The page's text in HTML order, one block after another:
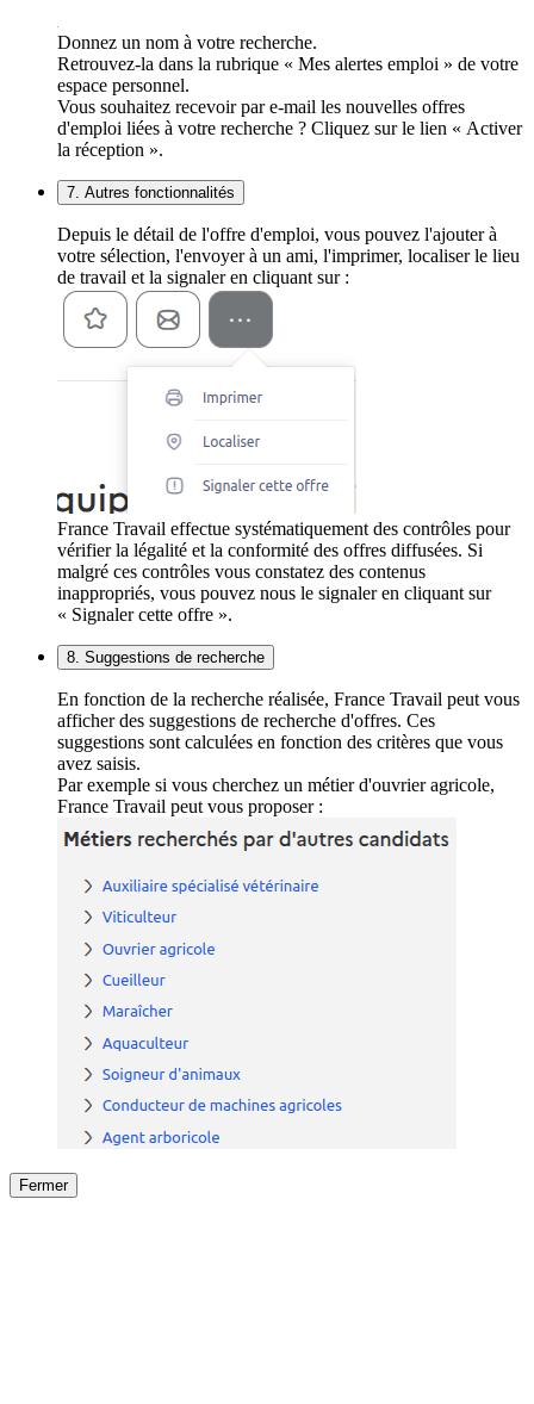
Donnez un nom à votre recherche.
Retrouvez-la dans la rubrique « Mes alertes emploi » de votre
espace personnel.
Vous souhaitez recevoir par e-mail les nouvelles offres
d'emploi liées à votre recherche ? Cliquez sur le lien « Activer
la réception ».
7. Autres fonctionnalités
Depuis le détail de l'offre d'emploi, vous pouvez l'ajouter à
votre sélection, l'envoyer à un ami, l'imprimer, localiser le lieu
de travail et la signaler en cliquant sur :
France Travail effectue systématiquement des contrôles pour
vérifier la légalité et la conformité des offres diffusées. Si
malgré ces contrôles vous constatez des contenus
inappropriés, vous pouvez nous le signaler en cliquant sur
« Signaler cette offre ».
8. Suggestions de recherche
En fonction de la recherche réalisée, France Travail peut vous
afficher des suggestions de recherche d'offres. Ces
suggestions sont calculées en fonction des critères que vous
avez saisis.
Par exemple si vous cherchez un métier d'ouvrier agricole,
France Travail peut vous proposer :
Fermer